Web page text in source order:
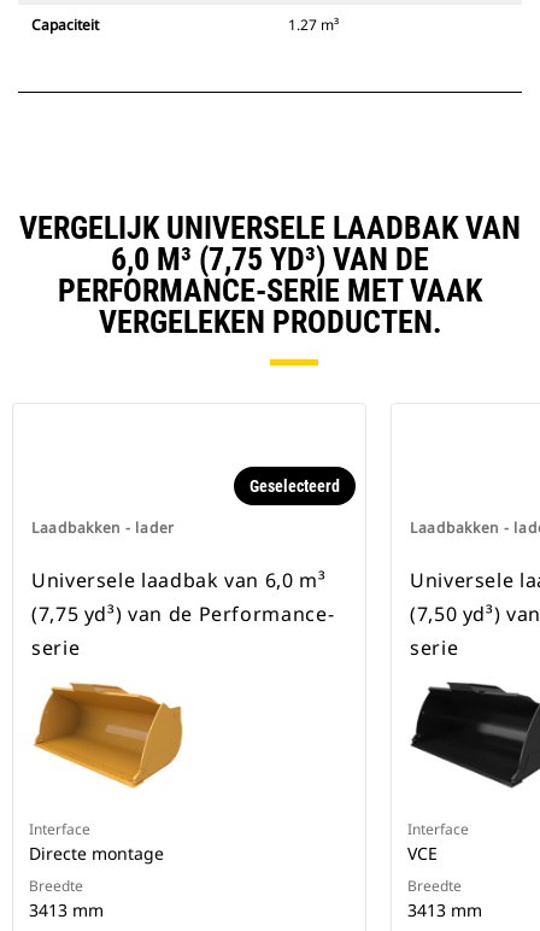
Capaciteit 1.27 m³
VERGELIJK UNIVERSELE LAADBAK VAN
6,0 M³ (7,75 YD³) VAN DE
PERFORMANCE-SERIE MET VAAK
VERGELEKEN PRODUCTEN.
Laadbakken - lader
Geselecteerd
Universele laadbak van 6,0 m³
(7,75 yd³) van de Performance-
serie
Interface
Directe montage
Breedte
3413 mm
Laadbakken -
Universele
(7,50 yd³)
serie
Interface
VCE
Breedte
3413 mm